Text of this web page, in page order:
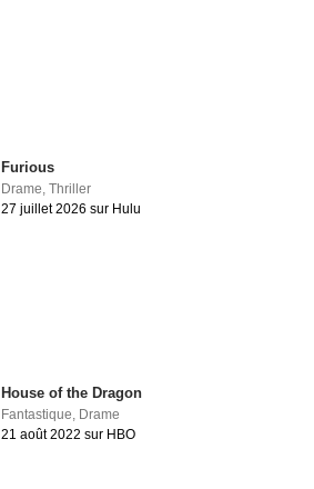
Furious
Drame,Thriller
27 juillet 2026 sur Hulu
House of the Dragon
Fantastique, Drame
21 août 2022 sur HBO